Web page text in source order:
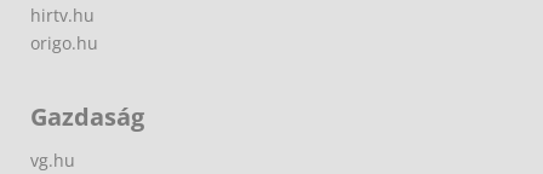
hirtv.hu
origo.hu
Gazdaság
vg.hu